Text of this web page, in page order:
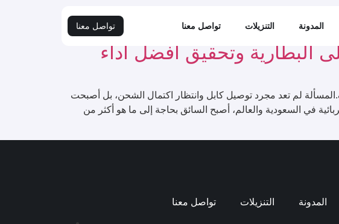
المدونة التنزيلات تواصل معنا تواصل معنا
البطارية وتحقيق أفضل أداء
لم تعد مجرد توصيل كابل وانتظار اكتمال الشحن، بل أصبحت
في السعودية والعالم، أصبح السائق بحاجة إلى ما هو أكثر من
المدونة التنزيلات تواصل معنا